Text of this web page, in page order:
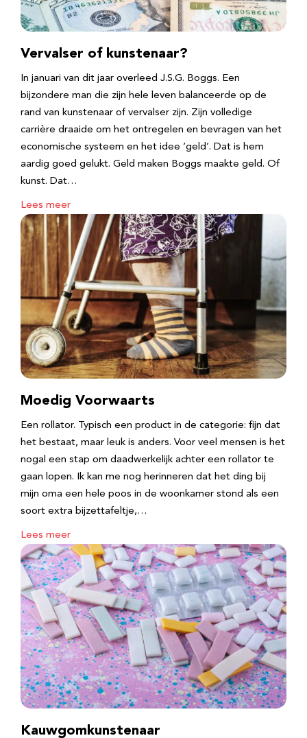
Vervalser of kunstenaar?
In januari van dit jaar overleed J.S.G. Boggs. Een
bijzondere man die zijn hele leven balanceerde op de
rand van kunstenaar of vervalser zijn. Zijn volledige
carrière draaide om het ontregelen en bevragen van het
economische systeem en het idee ‘geld’. Dat is hem
aardig goed gelukt. ​Geld maken Boggs maakte geld. Of
kunst. Dat…
Lees meer
Moedig Voorwaarts
Een rollator. Typisch een product in de categorie: fijn dat
het bestaat, maar leuk is anders. Voor veel mensen is het
nogal een stap om daadwerkelijk achter een rollator te
gaan lopen. Ik kan me nog herinneren dat het ding bij
mijn oma een hele poos in de woonkamer stond als een
soort extra bijzettafeltje,…
Lees meer
Kauwgomkunstenaar